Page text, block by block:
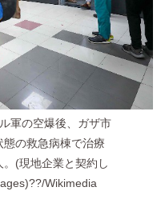
軍の空爆後、ガザ市
の救急病棟で治療
(現地企業と契約し
Wikimedia